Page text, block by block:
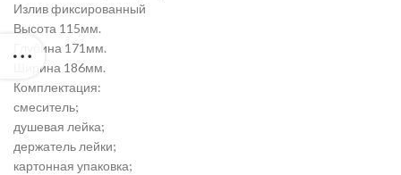
Излив фиксированный
Высота 115мм.
Глубина 171мм.
Ширина 186мм.
Комплектация:
смеситель;
душевая лейка;
держатель лейки;
картонная упаковка;